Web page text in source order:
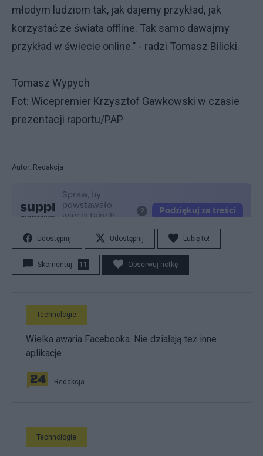
młodym ludziom tak, jak dajemy przykład, jak
korzystać ze świata offline. Tak samo dawajmy
przykład w świecie online." - radzi Tomasz Bilicki.
Tomasz Wypych
Fot: Wicepremier Krzysztof Gawkowski w czasie
prezentacji raportu/PAP
Autor: Redakcja
Udostępnij Udostępnij Lubię to!
Skomentuj 11 Obserwuj notkę
Technologie
Wielka awaria Facebooka. Nie działają też inne
aplikacje
Redakcja
Technologie